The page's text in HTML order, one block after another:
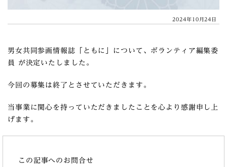
2024年10月24日
男女共同参画情報誌「ともに」について、ボランティア編集委
員 が決定いたしました。
今回の募集は終了とさせていただきます。
当事業に関心を持っていただきましたことを心より感謝申し上
げます。
この記事へのお問合せ